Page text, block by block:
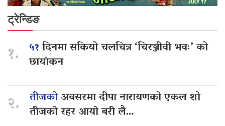
ट्रेन्डिङ
१. ५१दिनमा सकियो चलचित्र ‘चिरञ्जीवी भवः’ को
छायांकन
२. तीजकोअवसरमा दीपा नारायणको एकल शो
तीजको रहर आयो बरी लै…